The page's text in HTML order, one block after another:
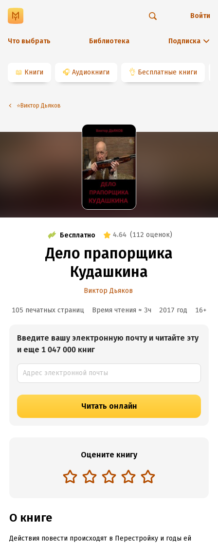
Что выбрать Библиотека Подписка
Войти
📖 Книги 🎧 Аудиокниги 👌 Бесплатные книги
⭐️Виктор Дьяков
Бесплатно 4.64 (112 оценок)
Дело прапорщика
Кудашкина
Виктор Дьяков
105 печатных страниц Время чтения ≈ 3ч 2017 год 16+
Введите вашу электронную почту и читайте эту
и еще 1 047 000 книг
Читать онлайн
Оцените книгу
О книге
Действия повести происходят в Перестройку и годы ей